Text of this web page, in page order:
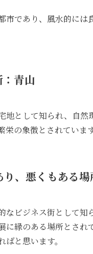
市であり、風水的には
青山
地として知られ、自
栄の象徴とされています
り、悪くもある
なビジネス街として
に縁のある場所とさ
ばと思います。